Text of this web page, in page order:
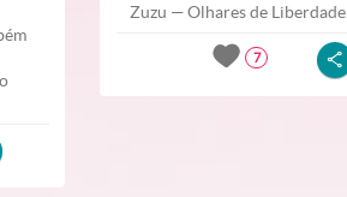
Zuzu — Olhares de Liberdade.
7